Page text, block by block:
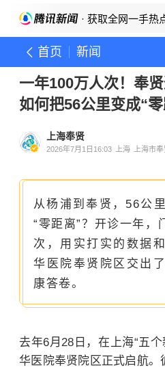
· 获取全网一手热
首页 新闻
一年100万人次！奉贤
如何把56公里变成“零
上海奉贤
2026年7月1日16:03 上海
上海市
从杨浦到奉贤，56公
“零距离”？开诊一年，
次，用实打实的数据
华医院奉贤院区交出
康答卷。
去年6月28日，在上海“五
华医院奉贤院区正式启航。